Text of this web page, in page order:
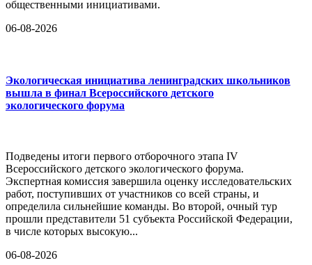
общественными инициативами.
06-08-2026
Экологическая инициатива ленинградских школьников
вышла в финал Всероссийского детского
экологического форума
Подведены итоги первого отборочного этапа IV
Всероссийского детского экологического форума.
Экспертная комиссия завершила оценку исследовательских
работ, поступивших от участников со всей страны, и
определила сильнейшие команды. Во второй, очный тур
прошли представители 51 субъекта Российской Федерации,
в числе которых высокую...
06-08-2026